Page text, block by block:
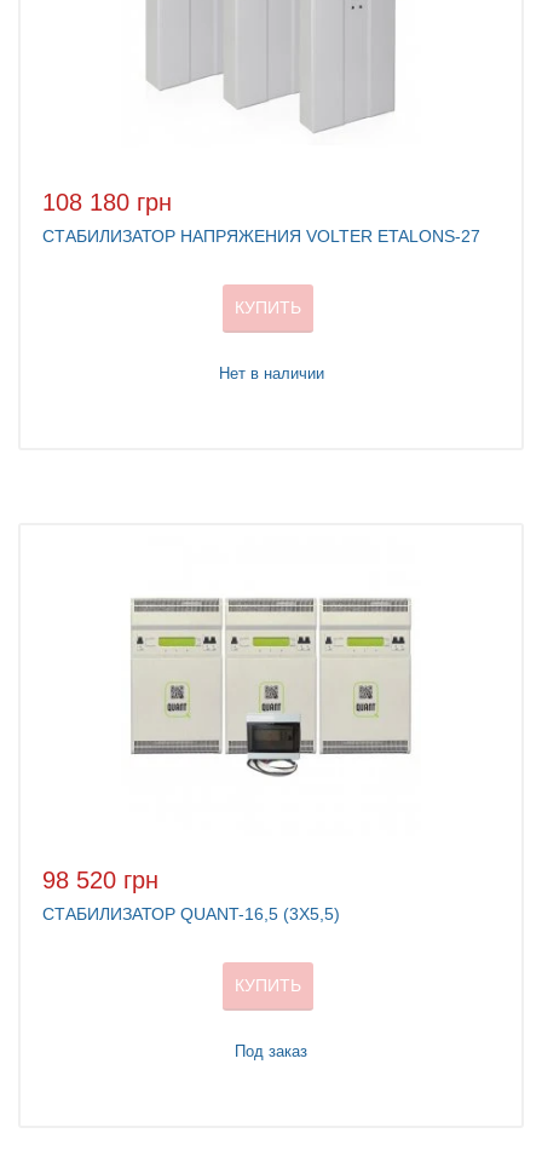
108 180 грн
СТАБИЛИЗАТОР НАПРЯЖЕНИЯ VOLTER ETALONS-27
КУПИТЬ
Нет в наличии
98 520 грн
СТАБИЛИЗАТОР QUANT-16,5 (3Х5,5)
КУПИТЬ
Под заказ